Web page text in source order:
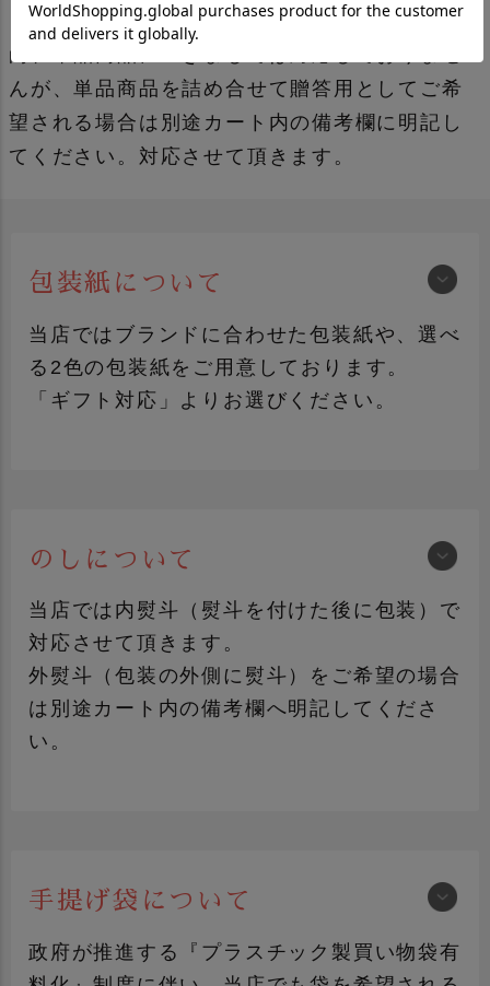
ご注文の際に選択してください。
尚、単品商品につきましては対応しておりませ
んが、単品商品を詰め合せて贈答用としてご希
望される場合は別途カート内の備考欄に明記し
てください。対応させて頂きます。
包装紙について
当店ではブランドに合わせた包装紙や、選べ
る2色の包装紙をご用意しております。
「ギフト対応」よりお選びください。
（黒地にロゴマーク）
のしについて
当店では内熨斗（熨斗を付けた後に包装）で
対応させて頂きます。
外熨斗（包装の外側に熨斗）をご希望の場合
は別途カート内の備考欄へ明記してくださ
い。
加工品ギフト 青果ギフト
手提げ袋について
政府が推進する『プラスチック製買い物袋有